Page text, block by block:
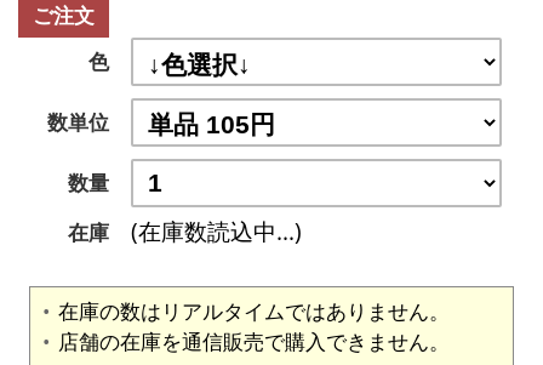
ご注文
色
数単位
数量
在庫
(在庫数読込中...)
在庫の数はリアルタイムではありません。
店舗の在庫を通信販売で購入できません。